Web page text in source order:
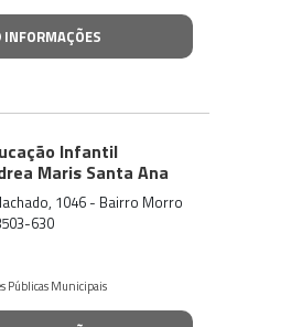
INFORMAÇÕES
Infantil
Maris Santa Ana
1046 - Bairro Morro
630
Públicas Municipais